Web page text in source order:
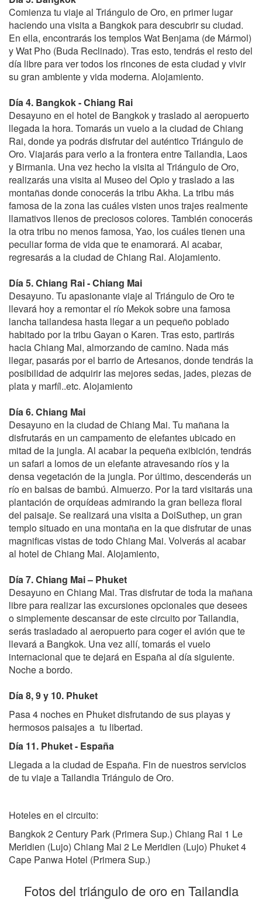
Comienza tu viaje al Triángulo de Oro, en primer lugar
haciendo una visita a Bangkok para descubrir su ciudad.
En ella, encontrarás los templos Wat Benjama (de Mármol)
y Wat Pho (Buda Reclinado). Tras esto, tendrás el resto del
día libre para ver todos los rincones de esta ciudad y vivir
su gran ambiente y vida moderna. Alojamiento.
Día 4. Bangkok - Chiang Rai
Desayuno en el hotel de Bangkok y traslado al aeropuerto
llegada la hora. Tomarás un vuelo a la ciudad de Chiang
Rai, donde ya podrás disfrutar del auténtico Triángulo de
Oro. Viajarás para verlo a la frontera entre Tailandia, Laos
y Birmania. Una vez hecho la visita al Triángulo de Oro,
realizarás una visita al Museo del Opio y traslado a las
montañas donde conocerás la tribu Akha. La tribu más
famosa de la zona las cuáles visten unos trajes realmente
llamativos llenos de preciosos colores. También conocerás
la otra tribu no menos famosa, Yao, los cuáles tienen una
peculiar forma de vida que te enamorará. Al acabar,
regresarás a la ciudad de Chiang Rai. Alojamiento.
Día 5. Chiang Rai - Chiang Mai
Desayuno. Tu apasionante viaje al Triángulo de Oro te
llevará hoy a remontar el río Mekok sobre una famosa
lancha tailandesa hasta llegar a un pequeño poblado
habitado por la tribu Gayan o Karen. Tras esto, partirás
hacia Chiang Mai, almorzando de camino. Nada más
llegar, pasarás por el barrio de Artesanos, donde tendrás la
posibilidad de adquirir las mejores sedas, jades, piezas de
plata y marfíl..etc. Alojamiento
Día 6. Chiang Mai
Desayuno en la ciudad de Chiang Mai. Tu mañana la
disfrutarás en un campamento de elefantes ubicado en
mitad de la jungla. Al acabar la pequeña exibición, tendrás
un safari a lomos de un elefante atravesando ríos y la
densa vegetación de la jungla. Por último, descenderás un
río en balsas de bambú. Almuerzo. Por la tard visitarás una
plantación de orquídeas admirando la gran belleza floral
del paisaje. Se realizará una visita a DoiSuthep, un gran
templo situado en una montaña en la que disfrutar de unas
magnificas vistas de todo Chiang Mai. Volverás al acabar
al hotel de Chiang Mai. Alojamiento,
Día 7. Chiang Mai – Phuket
Desayuno en Chiang Mai. Tras disfrutar de toda la mañana
libre para realizar las excursiones opcionales que desees
o simplemente descansar de este circuito por Tailandia,
serás trasladado al aeropuerto para coger el avión que te
llevará a Bangkok. Una vez allí, tomarás el vuelo
internacional que te dejará en España al día siguiente.
Noche a bordo.
Día 8, 9 y 10. Phuket
Pasa 4 noches en Phuket disfrutando de sus playas y
hermosos paisajes a tu libertad.
Día 11. Phuket - España
Llegada a la ciudad de España. Fin de nuestros servicios
de tu viaje a Tailandia Triángulo de Oro.
Hoteles en el circuito:
Bangkok 2 Century Park (Primera Sup.) Chiang Rai 1 Le
Meridien (Lujo) Chiang Mai 2 Le Meridien (Lujo) Phuket 4
Cape Panwa Hotel (Primera Sup.)
Fotos del triángulo de oro en Tailandia